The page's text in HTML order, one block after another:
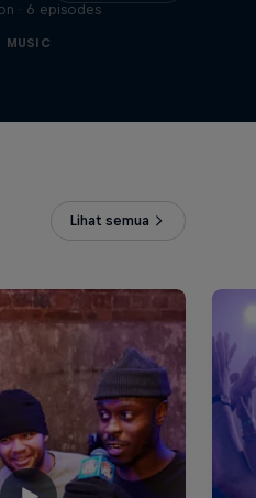
· 6 episodes
MUSIC
Lihat semua